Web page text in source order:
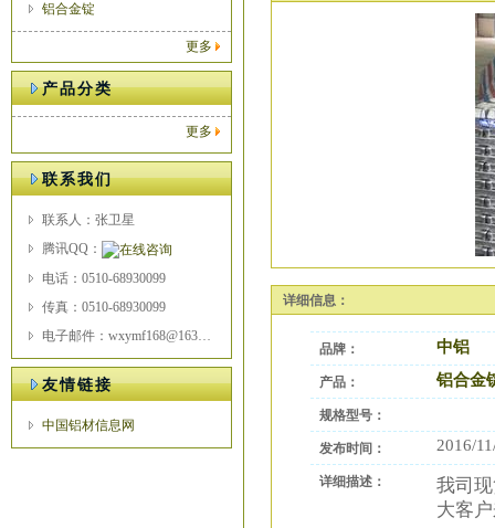
铝合金锭
更多
产品分类
更多
联系我们
联系人：张卫星
腾讯QQ：
电话：0510-68930099
传真：0510-68930099
电子邮件：wxymf168@163.com
友情链接
中国铝材信息网
详细信息：
品牌： 中铝
产品： 铝合金
规格型号：
发布时间： 2016/
详细描述：
我司
大客